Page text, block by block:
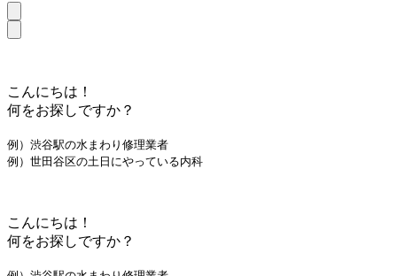
こんにちは！
何をお探しですか？
例）渋谷駅の水まわり修理業者
例）世田谷区の土日にやっている内科
こんにちは！
何をお探しですか？